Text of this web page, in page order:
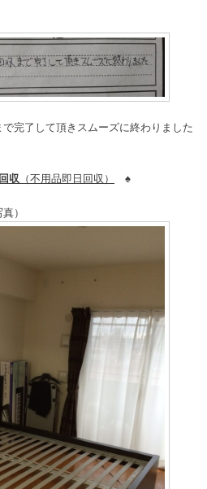
で完了して頂きスムーズに終わりました
収 （不用品即日回収） ♠
）